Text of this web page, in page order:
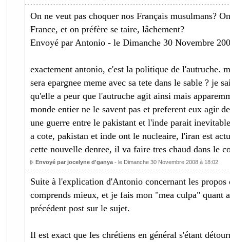
On ne veut pas choquer nos Français musulmans?
France, et on préfère se taire, lâchement?
Envoyé par Antonio - le Dimanche 30 Novembre
exactement antonio, c'est la politique de l'autruche.
sera epargnee meme avec sa tete dans le sable ? je
qu'elle a peur que l'autruche agit ainsi mais
monde entier ne le savent pas et preferent eux agir
une guerre entre le pakistant et l'inde parait
a cote, pakistan et inde ont le nucleaire, l'iran est
cette nouvelle denree, il va faire tres chaud dans le
Envoyé par jocelyne d'ganya- le Dimanche 30 Novembre 2008 à 18:02
Suite à l'explication d'Antonio concernant les propos
comprends mieux, et je fais mon "mea culpa" quant
précédent post sur le sujet.
Il est exact que les chrétiens en général s'étant